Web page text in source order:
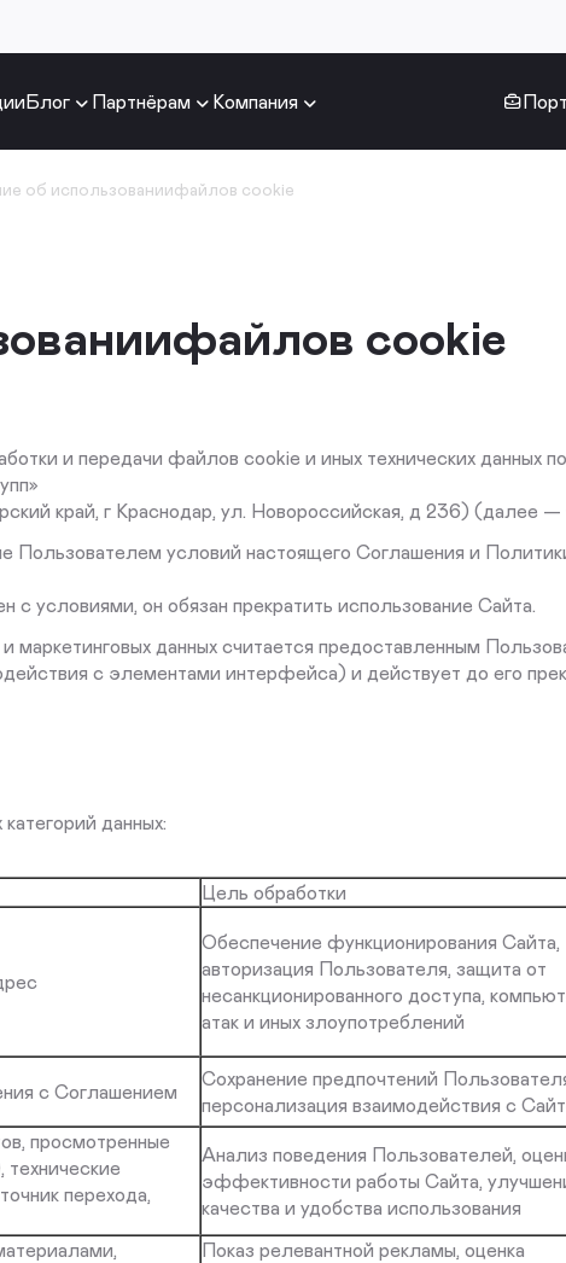
Блог Партнёрам Компания
об использованиифайлов cookie
cookie
и передачи файлов cookie и иных технических данных
край, г Краснодар, ул. Новороссийская, д 236) (далее
Пользователем условий настоящего Соглашения и
с условиями, он обязан прекратить использование Сайта.
маркетинговых данных считается предоставленным
с элементами интерфейса) и действует до его
данных:
Цель обработки
Обеспечение функционирования Сайта,
авторизация Пользователя, защита от
несанкционированного доступа,
атак и иных злоупотреблений
с Соглашением
Сохранение предпочтений
персонализация взаимодействия с
просмотренные
перехода,
Анализ поведения Пользователей,
эффективности работы Сайта,
качества и удобства использования
Показ релевантной рекламы, оценка